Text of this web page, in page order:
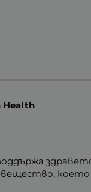
Health
което